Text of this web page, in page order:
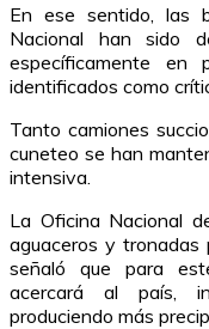
En ese sentido, las
Nacional han sido
específicamente en
identificados como
Tanto camiones
cuneteo se han
intensiva.
La Oficina Nacional
aguaceros y tronadas
señaló que para
acercará al país,
produciendo más